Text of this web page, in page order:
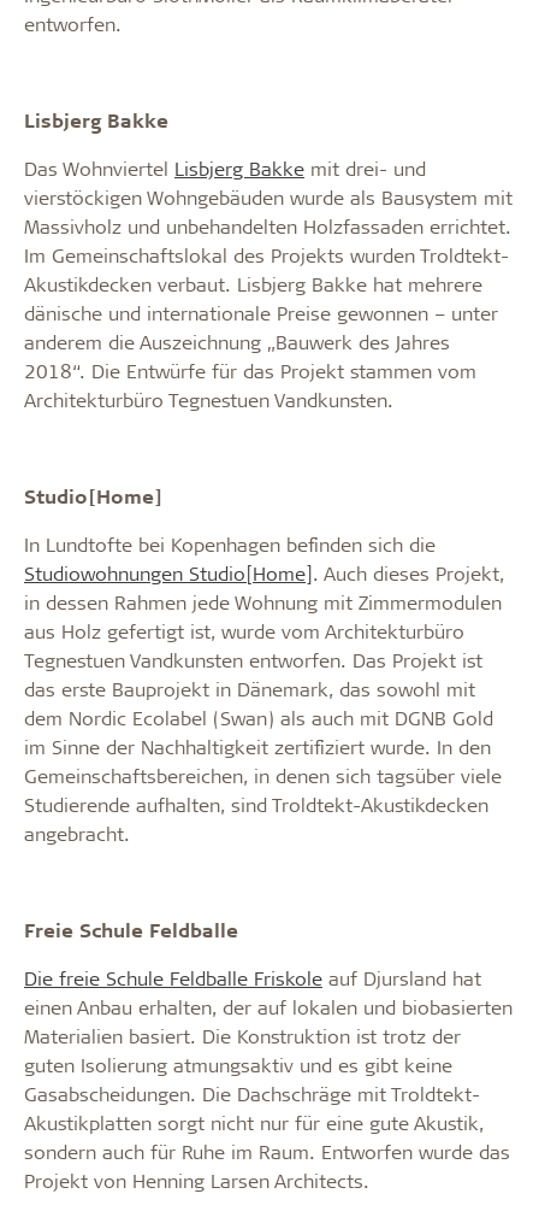
entworfen.
Lisbjerg Bakke
Das Wohnviertel Lisbjerg Bakke mit drei- und
vierstöckigen Wohngebäuden wurde als Bausystem mit
Massivholz und unbehandelten Holzfassaden errichtet.
Im Gemeinschaftslokal des Projekts wurden Troldtekt-
Akustikdecken verbaut. Lisbjerg Bakke hat mehrere
dänische und internationale Preise gewonnen – unter
anderem die Auszeichnung „Bauwerk des Jahres
2018“. Die Entwürfe für das Projekt stammen vom
Architekturbüro Tegnestuen Vandkunsten.
Studio[Home]
In Lundtofte bei Kopenhagen befinden sich die
Studiowohnungen Studio[Home]. Auch dieses Projekt,
in dessen Rahmen jede Wohnung mit Zimmermodulen
aus Holz gefertigt ist, wurde vom Architekturbüro
Tegnestuen Vandkunsten entworfen. Das Projekt ist
das erste Bauprojekt in Dänemark, das sowohl mit
dem Nordic Ecolabel (Swan) als auch mit DGNB Gold
im Sinne der Nachhaltigkeit zertifiziert wurde. In den
Gemeinschaftsbereichen, in denen sich tagsüber viele
Studierende aufhalten, sind Troldtekt-Akustikdecken
angebracht.
Freie Schule Feldballe
Die freie Schule Feldballe Friskole auf Djursland hat
einen Anbau erhalten, der auf lokalen und biobasierten
Materialien basiert. Die Konstruktion ist trotz der
guten Isolierung atmungsaktiv und es gibt keine
Gasabscheidungen. Die Dachschräge mit Troldtekt-
Akustikplatten sorgt nicht nur für eine gute Akustik,
sondern auch für Ruhe im Raum. Entworfen wurde das
Projekt von Henning Larsen Architects.